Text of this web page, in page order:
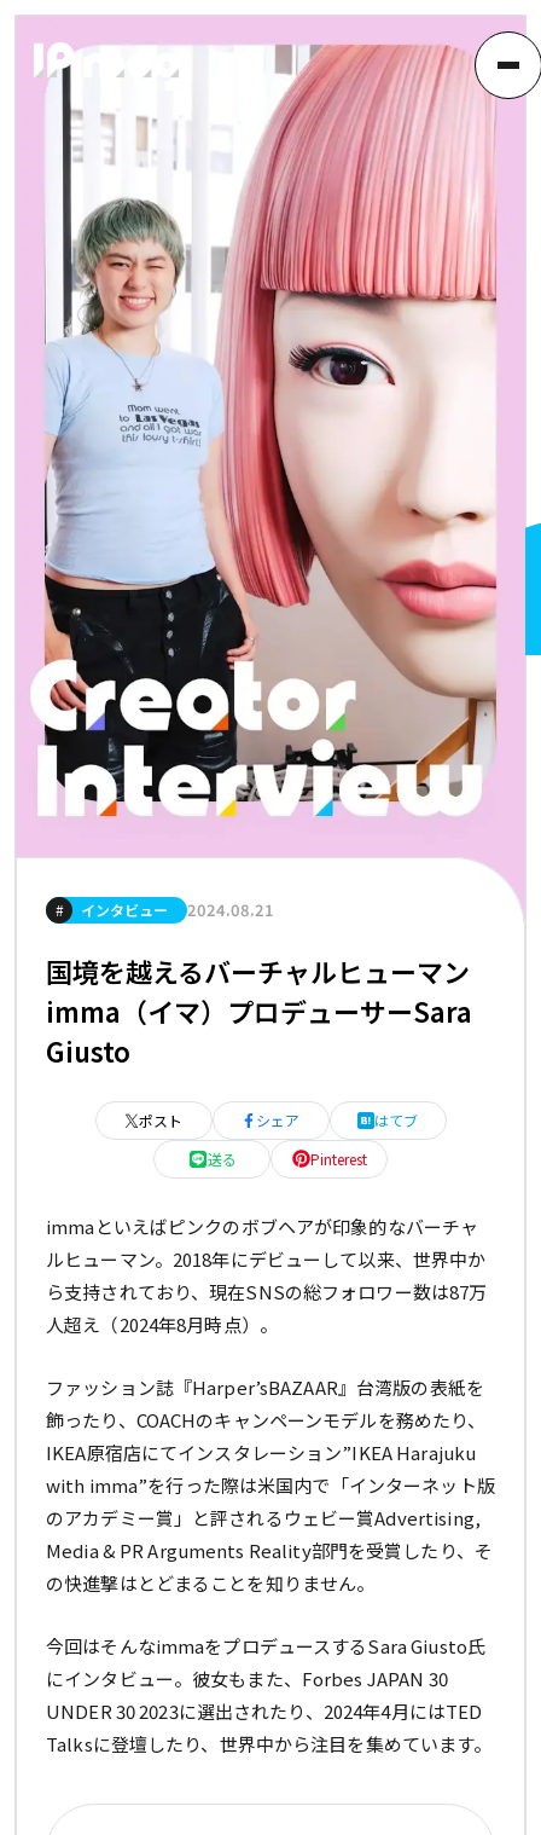
# インタビュー 2024.08.21
国境を越えるバーチャルヒューマン
imma（イマ）プロデューサーSara
Giusto
ポスト シェア
はてブ
送る
Pinterest
immaといえばピンクのボブヘアが印象的なバーチャ
ルヒューマン。2018年にデビューして以来、世界中か
ら支持されており、現在SNSの総フォロワー数は87万
人超え（2024年8月時点）。
ファッション誌『Harper’sBAZAAR』台湾版の表紙を
飾ったり、COACHのキャンペーンモデルを務めたり、
IKEA原宿店にてインスタレーション”IKEA Harajuku
with imma”を行った際は米国内で「インターネット版
のアカデミー賞」と評されるウェビー賞Advertising,
Media & PR Arguments Reality部門を受賞したり、そ
の快進撃はとどまることを知りません。
今回はそんなimmaをプロデュースするSara Giusto氏
にインタビュー。彼女もまた、Forbes JAPAN 30
UNDER 30 2023に選出されたり、2024年4月にはTED
Talksに登壇したり、世界中から注目を集めています。